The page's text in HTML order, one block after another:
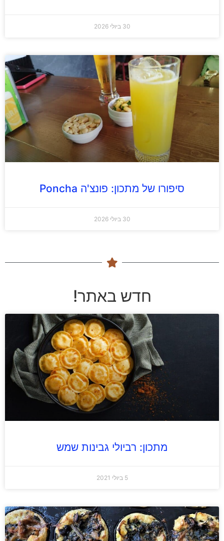
30 ביולי 2026
סיפורו של מתכון: פונצ'ה Poncha
30 ביולי 2026
חדש באתר!
מתכון: רביולי גבינות שמש
5 ביולי 2021